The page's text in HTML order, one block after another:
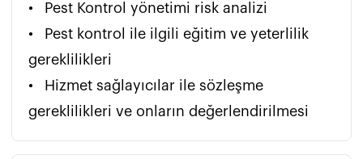
•	Pest Kontrol yönetimi risk analizi
•	Pest kontrol ile ilgili eğitim ve yeterlilik
gereklilikleri
•	Hizmet sağlayıcılar ile sözleşme
gereklilikleri ve onların değerlendirilmesi